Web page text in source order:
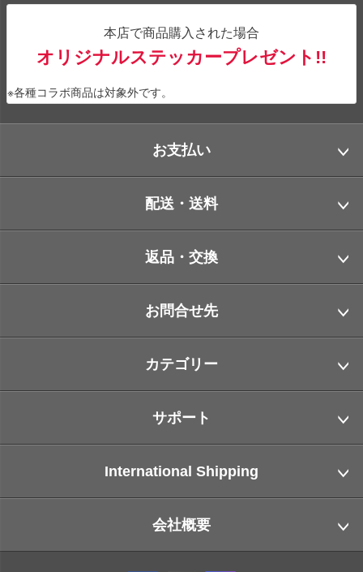
本店で商品購入された場合
オリジナルステッカープレゼント!!
※各種コラボ商品は対象外です。
お支払い
配送・送料
返品・交換
お問合せ先
カテゴリー
サポート
International Shipping
会社概要